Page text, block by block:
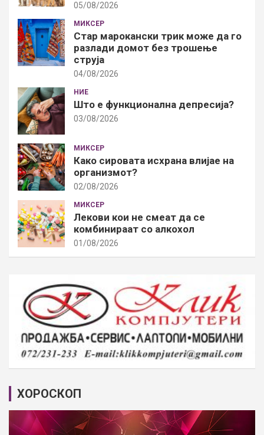
05/08/2026
МИКСЕР
Стар марокански трик може да го
разлади домот без трошење
струја
04/08/2026
НИЕ
Што е функционална депресија?
03/08/2026
МИКСЕР
Како сировата исхрана влијае на
организмот?
02/08/2026
МИКСЕР
Лекови кои не смеат да се
комбинираат со алкохол
01/08/2026
ХОРОСКОП